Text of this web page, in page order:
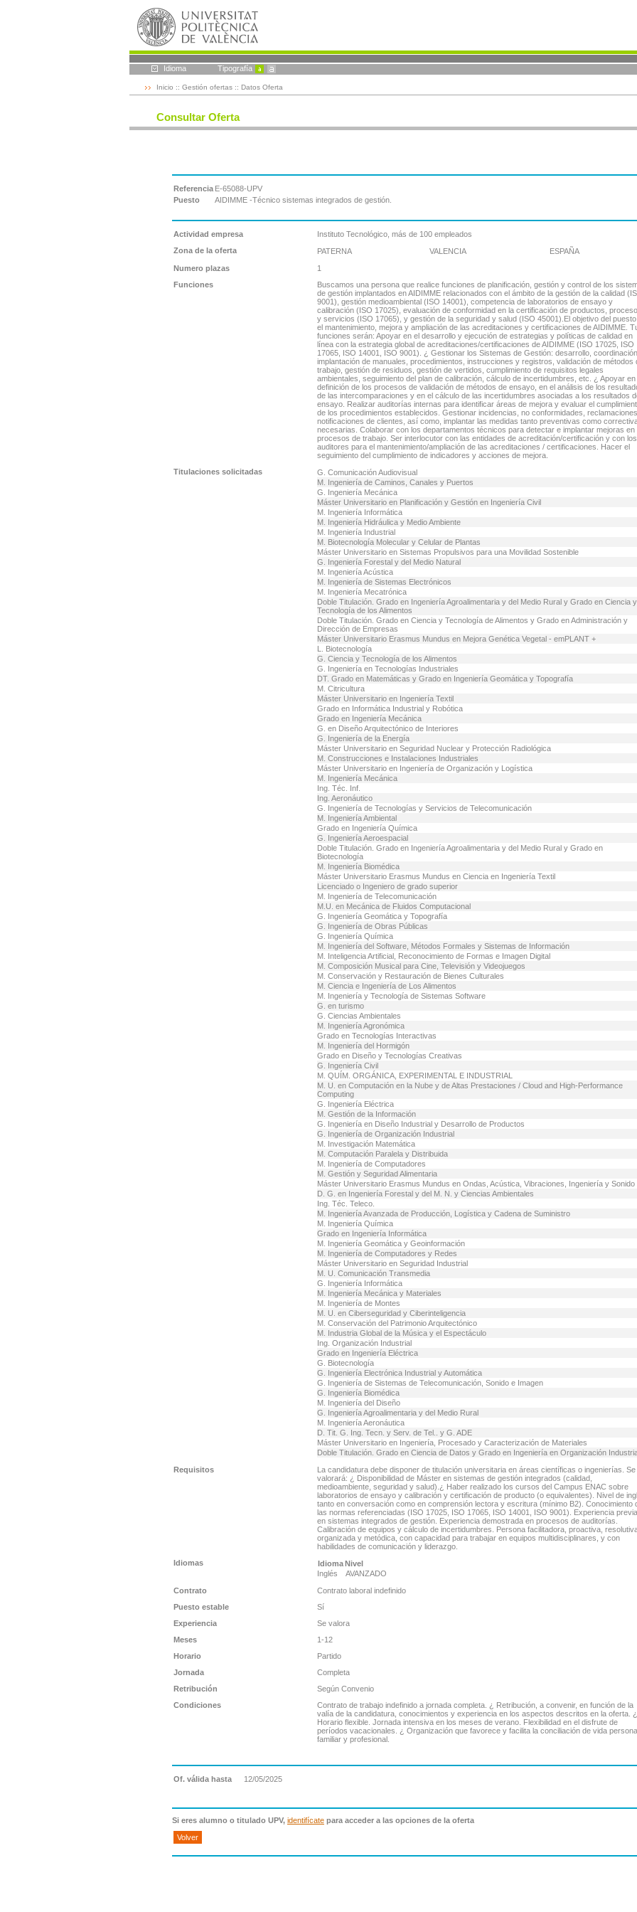
Idioma Tipografía
Inicio :: Gestión ofertas :: Datos Oferta
Consultar Oferta
Referencia E-65088-UPV
Puesto
AIDIMME -Técnico sistemas integrados de gestión.
Actividad empresa
Instituto Tecnológico, más de 100 empleados
Zona de la oferta
PATERNA VALENCIA
ESPAÑA
Numero plazas
1
Funciones
Buscamos una persona que realice funciones de planificación, gestión y control de los
de gestión implantados en AIDIMME relacionados con el ámbito de la gestión de la calidad
9001), gestión medioambiental (ISO 14001), competencia de laboratorios de ensayo y
calibración (ISO 17025), evaluación de conformidad en la certificación de productos,
y servicios (ISO 17065), y gestión de la seguridad y salud (ISO 45001).El objetivo del
el mantenimiento, mejora y ampliación de las acreditaciones y certificaciones de AIDIMME.
funciones serán: Apoyar en el desarrollo y ejecución de estrategias y políticas de calidad en
línea con la estrategia global de acreditaciones/certificaciones de AIDIMME (ISO 17025, ISO
17065, ISO 14001, ISO 9001). ¿ Gestionar los Sistemas de Gestión: desarrollo,
implantación de manuales, procedimientos, instrucciones y registros, validación de métodos
trabajo, gestión de residuos, gestión de vertidos, cumplimiento de requisitos legales
ambientales, seguimiento del plan de calibración, cálculo de incertidumbres, etc. ¿ Apoyar en
definición de los procesos de validación de métodos de ensayo, en el análisis de los
de las intercomparaciones y en el cálculo de las incertidumbres asociadas a los resultados
ensayo. Realizar auditorías internas para identificar áreas de mejora y evaluar el
de los procedimientos establecidos. Gestionar incidencias, no conformidades,
notificaciones de clientes, así como, implantar las medidas tanto preventivas como
necesarias. Colaborar con los departamentos técnicos para detectar e implantar mejoras en
procesos de trabajo. Ser interlocutor con las entidades de acreditación/certificación y con los
auditores para el mantenimiento/ampliación de las acreditaciones / certificaciones. Hacer el
seguimiento del cumplimiento de indicadores y acciones de mejora.
Titulaciones solicitadas
G. Comunicación Audiovisual
M. Ingeniería de Caminos, Canales y Puertos
G. Ingeniería Mecánica
Máster Universitario en Planificación y Gestión en Ingeniería Civil
M. Ingeniería Informática
M. Ingeniería Hidráulica y Medio Ambiente
M. Ingeniería Industrial
M. Biotecnología Molecular y Celular de Plantas
Máster Universitario en Sistemas Propulsivos para una Movilidad Sostenible
G. Ingeniería Forestal y del Medio Natural
M. Ingeniería Acústica
M. Ingeniería de Sistemas Electrónicos
M. Ingeniería Mecatrónica
Doble Titulación. Grado en Ingeniería Agroalimentaria y del Medio Rural y Grado en Ciencia y
Tecnología de los Alimentos
Doble Titulación. Grado en Ciencia y Tecnología de Alimentos y Grado en Administración y
Dirección de Empresas
Máster Universitario Erasmus Mundus en Mejora Genética Vegetal - emPLANT +
L. Biotecnología
G. Ciencia y Tecnología de los Alimentos
G. Ingeniería en Tecnologías Industriales
DT. Grado en Matemáticas y Grado en Ingeniería Geomática y Topografía
M. Citricultura
Máster Universitario en Ingeniería Textil
Grado en Informática Industrial y Robótica
Grado en Ingeniería Mecánica
G. en Diseño Arquitectónico de Interiores
G. Ingeniería de la Energía
Máster Universitario en Seguridad Nuclear y Protección Radiológica
M. Construcciones e Instalaciones Industriales
Máster Universitario en Ingeniería de Organización y Logística
M. Ingeniería Mecánica
Ing. Téc. Inf.
Ing. Aeronáutico
G. Ingeniería de Tecnologías y Servicios de Telecomunicación
M. Ingeniería Ambiental
Grado en Ingeniería Química
G. Ingeniería Aeroespacial
Doble Titulación. Grado en Ingeniería Agroalimentaria y del Medio Rural y Grado en
Biotecnología
M. Ingeniería Biomédica
Máster Universitario Erasmus Mundus en Ciencia en Ingeniería Textil
Licenciado o Ingeniero de grado superior
M. Ingeniería de Telecomunicación
M.U. en Mecánica de Fluidos Computacional
G. Ingeniería Geomática y Topografía
G. Ingeniería de Obras Públicas
G. Ingeniería Química
M. Ingeniería del Software, Métodos Formales y Sistemas de Información
M. Inteligencia Artificial, Reconocimiento de Formas e Imagen Digital
M. Composición Musical para Cine, Televisión y Videojuegos
M. Conservación y Restauración de Bienes Culturales
M. Ciencia e Ingeniería de Los Alimentos
M. Ingeniería y Tecnología de Sistemas Software
G. en turismo
G. Ciencias Ambientales
M. Ingeniería Agronómica
Grado en Tecnologías Interactivas
M. Ingeniería del Hormigón
Grado en Diseño y Tecnologías Creativas
G. Ingeniería Civil
M. QUÍM. ORGÁNICA, EXPERIMENTAL E INDUSTRIAL
M. U. en Computación en la Nube y de Altas Prestaciones / Cloud and High-Performance
Computing
G. Ingeniería Eléctrica
M. Gestión de la Información
G. Ingeniería en Diseño Industrial y Desarrollo de Productos
G. Ingeniería de Organización Industrial
M. Investigación Matemática
M. Computación Paralela y Distribuida
M. Ingeniería de Computadores
M. Gestión y Seguridad Alimentaria
Máster Universitario Erasmus Mundus en Ondas, Acústica, Vibraciones, Ingeniería y Sonido
D. G. en Ingeniería Forestal y del M. N. y Ciencias Ambientales
Ing. Téc. Teleco.
M. Ingeniería Avanzada de Producción, Logística y Cadena de Suministro
M. Ingeniería Química
Grado en Ingeniería Informática
M. Ingeniería Geomática y Geoinformación
M. Ingeniería de Computadores y Redes
Máster Universitario en Seguridad Industrial
M. U. Comunicación Transmedia
G. Ingeniería Informática
M. Ingeniería Mecánica y Materiales
M. Ingeniería de Montes
M. U. en Ciberseguridad y Ciberinteligencia
M. Conservación del Patrimonio Arquitectónico
M. Industria Global de la Música y el Espectáculo
Ing. Organización Industrial
Grado en Ingeniería Eléctrica
G. Biotecnología
G. Ingeniería Electrónica Industrial y Automática
G. Ingeniería de Sistemas de Telecomunicación, Sonido e Imagen
G. Ingeniería Biomédica
M. Ingeniería del Diseño
G. Ingeniería Agroalimentaria y del Medio Rural
M. Ingeniería Aeronáutica
D. Tit. G. Ing. Tecn. y Serv. de Tel.. y G. ADE
Máster Universitario en Ingeniería, Procesado y Caracterización de Materiales
Doble Titulación. Grado en Ciencia de Datos y Grado en Ingeniería en Organización
Requisitos
La candidatura debe disponer de titulación universitaria en áreas científicas o ingenierías. Se
valorará: ¿ Disponibilidad de Máster en sistemas de gestión integrados (calidad,
medioambiente, seguridad y salud).¿ Haber realizado los cursos del Campus ENAC sobre
laboratorios de ensayo y calibración y certificación de producto (o equivalentes). Nivel de
tanto en conversación como en comprensión lectora y escritura (mínimo B2). Conocimiento
las normas referenciadas (ISO 17025, ISO 17065, ISO 14001, ISO 9001). Experiencia previa
en sistemas integrados de gestión. Experiencia demostrada en procesos de auditorías.
Calibración de equipos y cálculo de incertidumbres. Persona facilitadora, proactiva,
organizada y metódica, con capacidad para trabajar en equipos multidisciplinares, y con
habilidades de comunicación y liderazgo.
Idiomas
Idioma Nivel
Inglés
AVANZADO
Contrato
Contrato laboral indefinido
Puesto estable
Sí
Experiencia
Se valora
Meses
1-12
Horario
Partido
Jornada
Completa
Retribución
Según Convenio
Condiciones
Contrato de trabajo indefinido a jornada completa. ¿ Retribución, a convenir, en función de la
valía de la candidatura, conocimientos y experiencia en los aspectos descritos en la oferta. ¿
Horario flexible. Jornada intensiva en los meses de verano. Flexibilidad en el disfrute de
períodos vacacionales. ¿ Organización que favorece y facilita la conciliación de vida personal,
familiar y profesional.
Of. válida hasta 12/05/2025
Si eres alumno o titulado UPV, identifícate para acceder a las opciones de la oferta
Volver